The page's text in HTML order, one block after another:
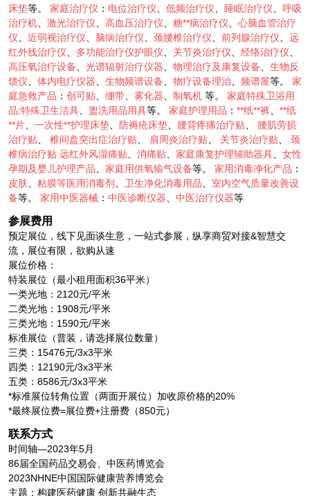
床垫等。 家庭治疗仪 ： 电位治疗仪 低频治疗仪 睡眠治疗仪
呼吸
治疗机
激光治疗仪 高血压治疗仪 糖**病治疗仪
心脑血管治疗
仪
近弱视治疗仪 脑病治疗仪 颈腰椎治疗仪 前列腺治疗仪
远
红外线治疗仪
多功能治疗仪护眼仪 关节炎治疗仪 经络治疗仪
高压氧治疗设备
光谱辐射治疗仪器 物理治疗及康复设备
生物反
馈仪
体内电疗仪器 生物频谱设备 物疗设备理治 频谱屋等。 家
庭急救产品 ： 创可贴 绷带 雾化器 制氧机 等。 家庭特殊卫浴用
品:特殊卫生洁具 盥洗用品用具等。 家庭护理用品 ： **纸**裤
**纸
**片
一次性**护理床垫 防褥疮床垫 腰背疼痛治疗贴
腰肌劳损
治疗贴
椎间盘突出症治疗贴 肩周炎治疗贴 关节炎治疗贴
颈
椎病治疗贴 远红外风湿痛贴 消痛贴 家庭康复护理辅助器具
女性
孕期及婴儿护理产品
家庭用供氧输气设备等。 家用消毒净化产品 ：
皮肤
粘膜等医用消毒剂 卫生净化消毒用品
室内空气质量改善设
备等。 家用中医器械 ： 中医诊断仪器 中医治疗仪器等
参展费用
预定展位，线下见面谈生意，一站式参展，纵享商贸对接&智慧交
流，展位有限，欲购从速
展位价格：
特装展位（最小租用面积36平米）
一类光地：2120元/平米
二类光地：1908元/平米
三类光地：1590元/平米
标准展位（普装，请选择展位数量）
三类：15476元/3x3平米
四类：12190元/3x3平米
五类：8586元/3x3平米
*标准展位转角位置（两面开展位）加收原价格的20%
*最终展位费=展位费+注册费（850元）
联系方式
时间轴—2023年5月
86届全国药品交易会、中医药博览会
2023NHNE中国国际健康营养博览会
主题：构建医药健康 创新共融生态